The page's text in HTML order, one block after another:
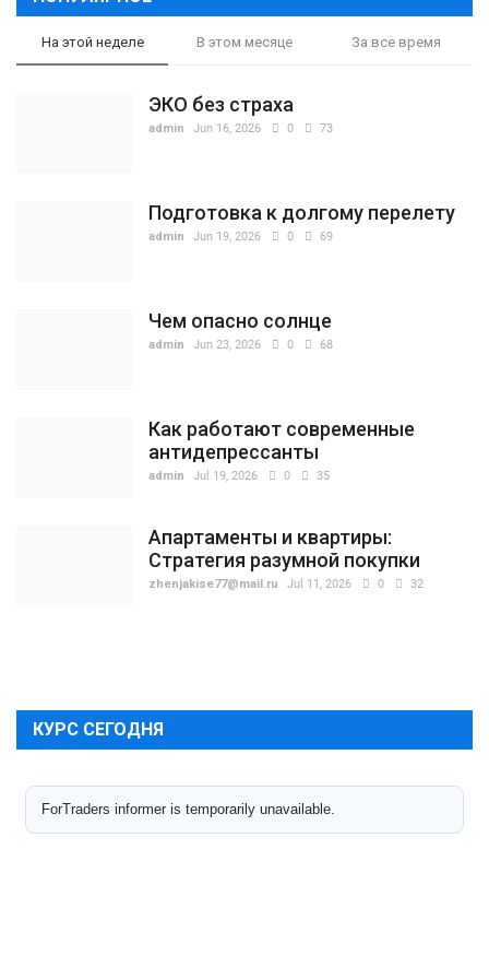
На этой неделе В этом месяце За все время
ЭКО без страха
admin Jun 16, 2026 0 73
Подготовка к долгому перелету
admin Jun 19, 2026 0 69
Чем опасно солнце
admin Jun 23, 2026 0 68
Как работают современные
антидепрессанты
admin Jul 19, 2026 0 35
Апартаменты и квартиры:
Стратегия разумной покупки
zhenjakise77@mail.ru Jul 11, 2026 0 32
КУРС СЕГОДНЯ